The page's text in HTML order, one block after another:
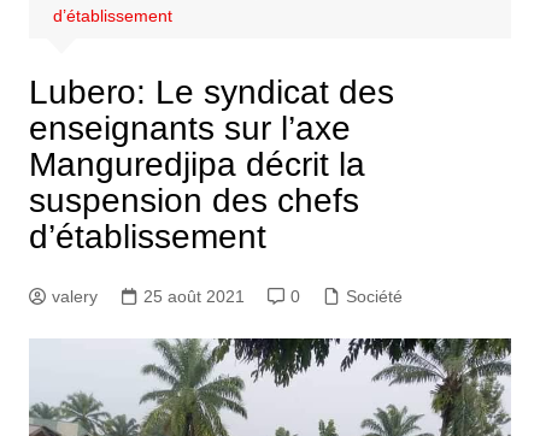
d’établissement
Lubero: Le syndicat des
enseignants sur l’axe
Manguredjipa décrit la
suspension des chefs
d’établissement
valery 25 août 2021 0 Société